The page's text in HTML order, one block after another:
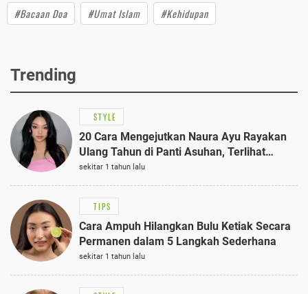
#Bacaan Doa
#Umat Islam #Kehidupan
Trending
STYLE
20 Cara Mengejutkan Naura Ayu Rayakan
Ulang Tahun di Panti Asuhan, Terlihat
Anggun dengan Kaftan Cokelat
sekitar 1 tahun lalu
TIPS
Cara Ampuh Hilangkan Bulu Ketiak Secara
Permanen dalam 5 Langkah Sederhana
sekitar 1 tahun lalu